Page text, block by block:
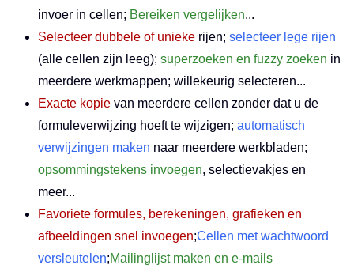
invoer in cellen; Bereiken vergelijken...
Selecteer dubbele of unieke rijen; selecteer lege rijen
(alle cellen zijn leeg); superzoeken en fuzzy zoeken in
meerdere werkmappen; willekeurig selecteren...
Exacte kopie van meerdere cellen zonder dat u de
formuleverwijzing hoeft te wijzigen; automatisch
verwijzingen maken naar meerdere werkbladen;
opsommingstekens invoegen, selectievakjes en
meer...
Favoriete formules, berekeningen, grafieken en
afbeeldingen snel invoegen;Cellen met wachtwoord
versleutelen;Mailinglijst maken en e-mails